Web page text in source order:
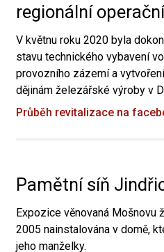
regionální
V květnu roku 2020 byla
stavu technického vybavení
provozního zázemí a
dějinám železářské výroby v
Průběh revitalizace na
Pamětní síň
Expozice věnovaná Mošnovu
2005 nainstalována v domě,
jeho manželky.